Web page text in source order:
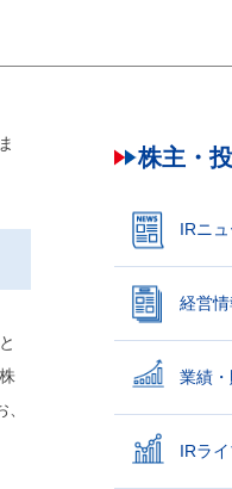
株主・
IRニ
経営情
業績
IRラ